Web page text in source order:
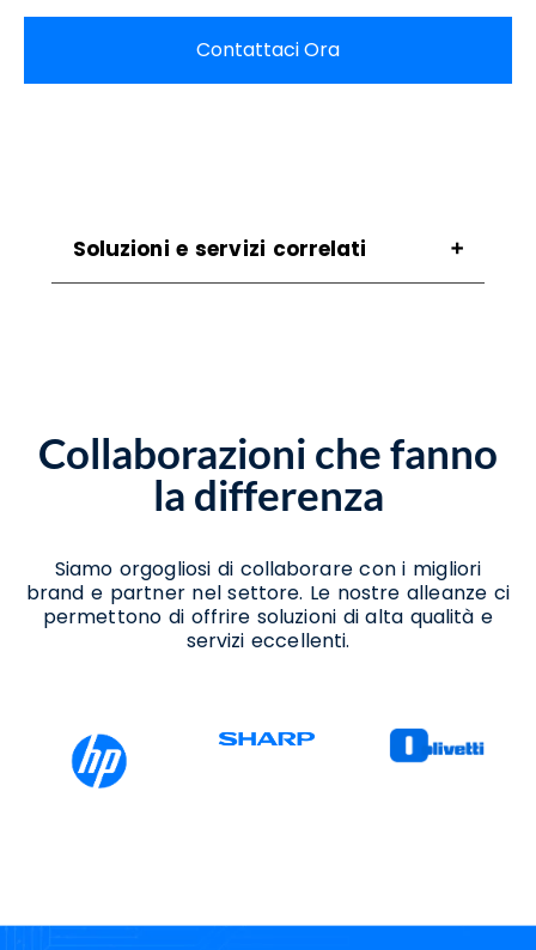
Contattaci Ora
Soluzioni e servizi correlati
Noleggio Stampanti Termiche Cesa
Vendita Stampanti Termiche Cesa
Collaborazioni che fanno
la differenza
Siamo orgogliosi di collaborare con i migliori
brand e partner nel settore. Le nostre alleanze ci
permettono di offrire soluzioni di alta qualità e
servizi eccellenti.